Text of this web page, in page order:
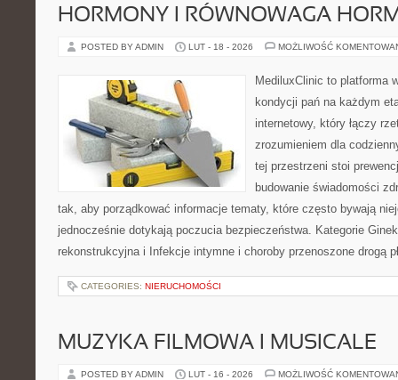
HORMONY I RÓWNOWAGA
POSTED BY ADMIN LUT - 18 - 2026 MOŻLIWOŚĆ
MediluxClinic to platforma
kondycji pań na każdym
internetowy, który łączy
zrozumieniem dla
tej przestrzeni stoi
budowanie świadomości
tak, aby porządkować informacje tematy, które często bywają
jednocześnie dotykają poczucia bezpieczeństwa. Kategorie
rekonstrukcyjna i Infekcje intymne i choroby przenoszone drogą
CATEGORIES: NIERUCHOMOŚCI
MUZYKA FILMOWA I MUSICALE
POSTED BY ADMIN LUT - 16 - 2026 MOŻLIWOŚĆ